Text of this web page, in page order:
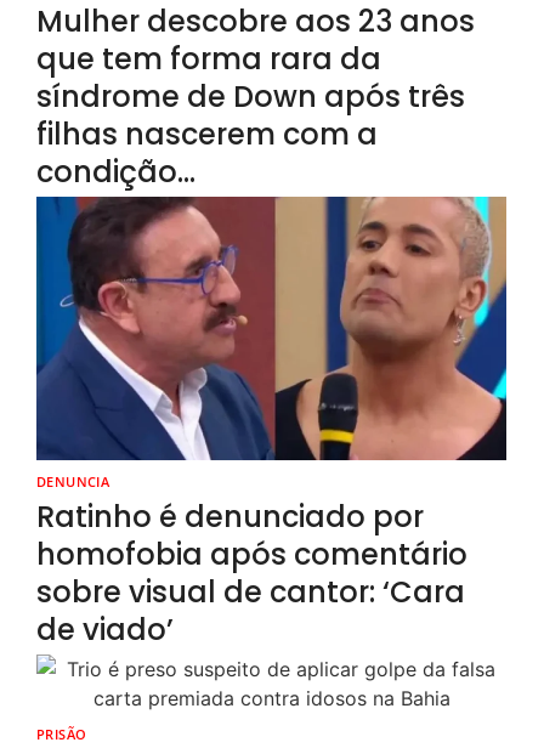
Mulher descobre aos 23 anos
que tem forma rara da
síndrome de Down após três
filhas nascerem com a
condição…
DENUNCIA
Ratinho é denunciado por
homofobia após comentário
sobre visual de cantor: ‘Cara
de viado’
PRISÃO